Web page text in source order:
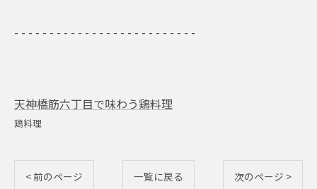
- - - - - - - - - - - - - - - - - - - - - - - - - -
天神橋筋六丁目で味わう鶏料理
鶏料理
< 前のページ 一覧に戻る 次のページ >